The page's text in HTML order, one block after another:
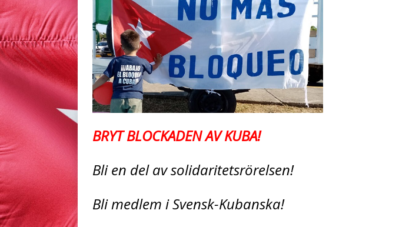
BRYT BLOCKADEN AV KUBA!
Bli en del av solidaritetsrörelsen!
Bli medlem i Svensk-Kubanska!